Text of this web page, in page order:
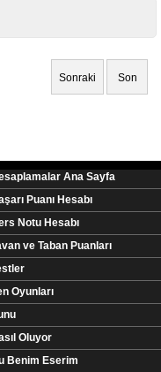
Sonraki Son
Ana Sayfa
Puanı Hesabı
Notu Hesabı
ve Taban Puanları
Oyunları
Oluyor
Benim Eserim